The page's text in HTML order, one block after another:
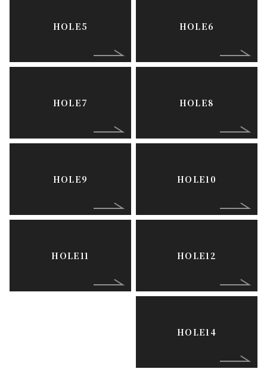
HOLE5 HOLE6
HOLE7 HOLE8
HOLE9 HOLE10
HOLE11 HOLE12
HOLE14